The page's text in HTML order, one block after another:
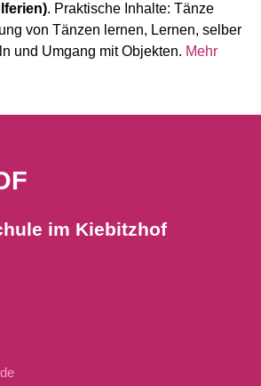
. Praktische Inhalte: Tänze
von Tänzen lernen, Lernen, selber
und Umgang mit Objekten. Mehr
im Kiebitzhof